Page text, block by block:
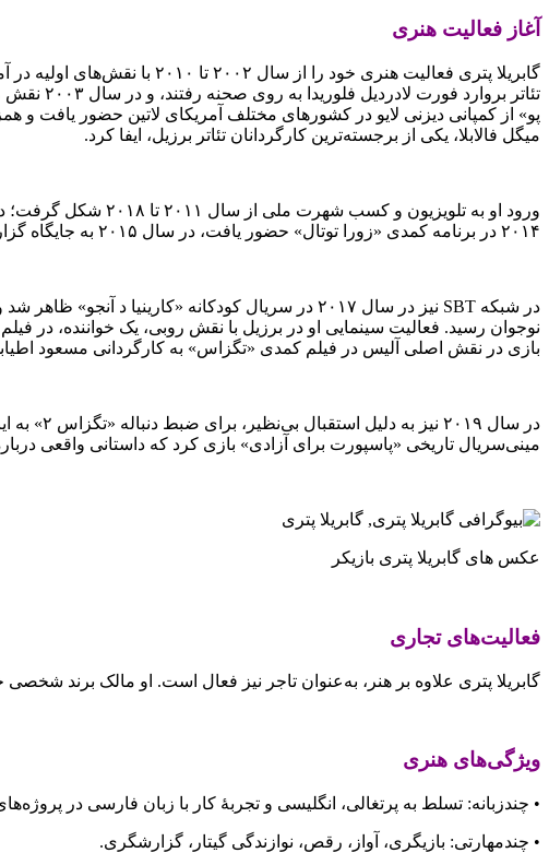
آغاز فعالیت هنری
میگل فالابلا، یکی از برجسته‌ترین کارگردانان تئاتر برزیل، ایفا کرد.
۲۰۱۴ در برنامه کمدی «زورا توتال» حضور یافت، در سال ۲۰۱۵ به جایگاه گزارشگر همان برنامه ارتقا یافت و در سریال «قانون بازی» نوشته ژوآئو امانوئل کارنیرو و به کارگردانی آمورا موتنر نقش‌آفرینی کرد.
بازی در نقش اصلی آلیس در فیلم کمدی «تگزاس» به کارگردانی مسعود
مینی‌سریال تاریخی «پاسپورت برای آزادی» بازی کرد که داستانی واقعی
عکس های گابریلا پتری بازیکر
فعالیت‌های تجاری
گابریلا پتری علاوه بر هنر، به‌عنوان تاجر نیز فعال است. او مالک برند
ویژگی‌های هنری
• چندزبانه: تسلط به پرتغالی، انگلیسی و تجربهٔ کار با زبان فارسی در
• چندمهارتی: بازیگری، آواز، رقص، نوازندگی گیتار، گزارشگری.